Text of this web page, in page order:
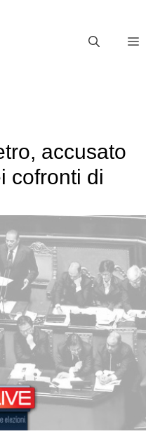
accusato
cofronti di